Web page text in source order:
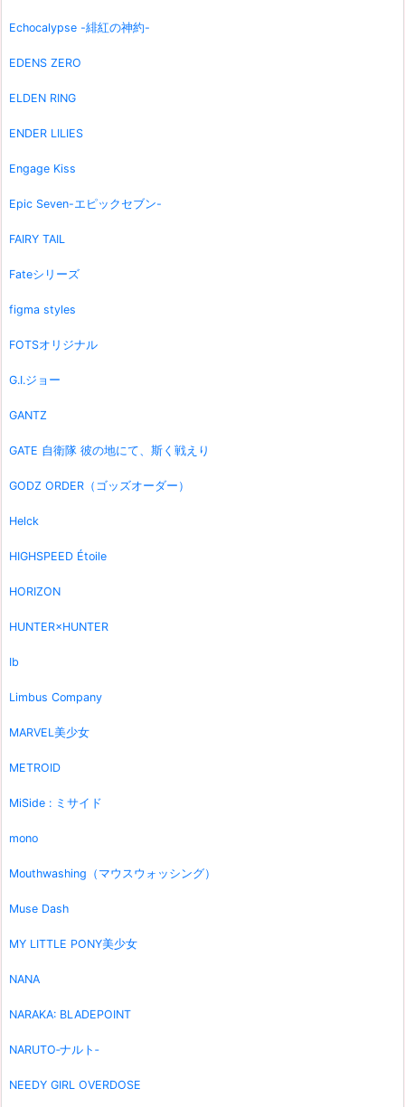
Echocalypse -緋紅の神約-
EDENS ZERO
ELDEN RING
ENDER LILIES
Engage Kiss
Epic Seven-エピックセブン-
FAIRY TAIL
Fateシリーズ
figma styles
FOTSオリジナル
G.I.ジョー
GANTZ
GATE 自衛隊 彼の地にて、斯く戦えり
GODZ ORDER（ゴッズオーダー）
Helck
HIGHSPEED Étoile
HORIZON
HUNTER×HUNTER
Ib
Limbus Company
MARVEL美少女
METROID
MiSide : ミサイド
mono
Mouthwashing（マウスウォッシング）
Muse Dash
MY LITTLE PONY美少女
NANA
NARAKA: BLADEPOINT
NARUTO‐ナルト‐
NEEDY GIRL OVERDOSE